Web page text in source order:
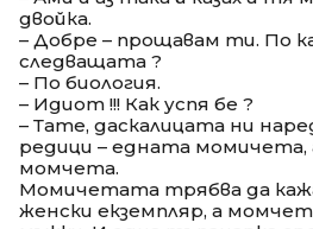
двойка.
– Добре – прощавам ти. По
следващата ?
– По биология.
– Идиот !!! Как успя бе ?
– Тате, даскалицата ни
редици – едната момичета,
момчета.
Момичетата трябва да
женски екземпляр, а